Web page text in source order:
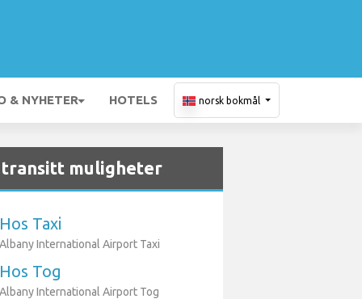
& NYHETER HOTELS norsk bokmål
muligheter
Hos Taxi
Albany International Airport Taxi
Hos Tog
Albany International Airport Tog